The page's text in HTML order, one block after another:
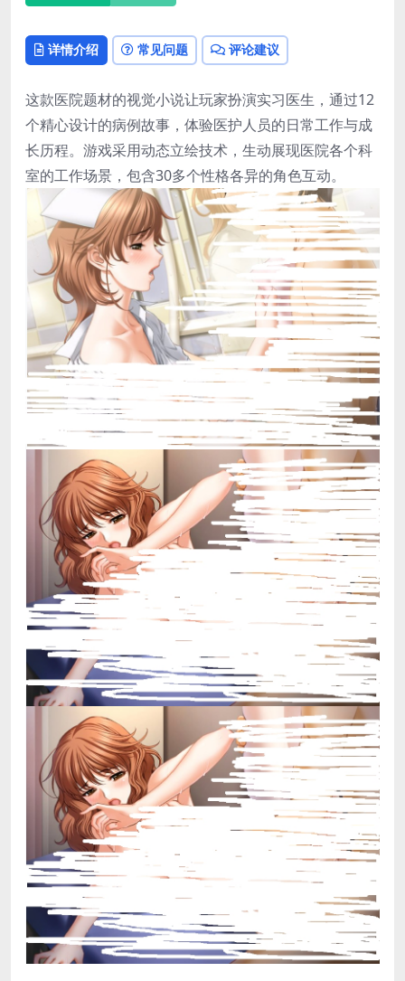
详情介绍 常见问题 评论建议
这款医院题材的视觉小说让玩家扮演实习医生，通过12
个精心设计的病例故事，体验医护人员的日常工作与成
长历程。游戏采用动态立绘技术，生动展现医院各个科
室的工作场景，包含30多个性格各异的角色互动。